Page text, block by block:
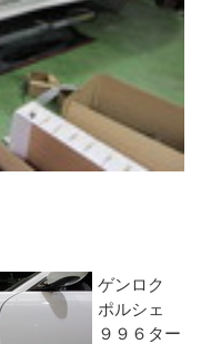
ゲンロク
ポルシェ
９９６ター